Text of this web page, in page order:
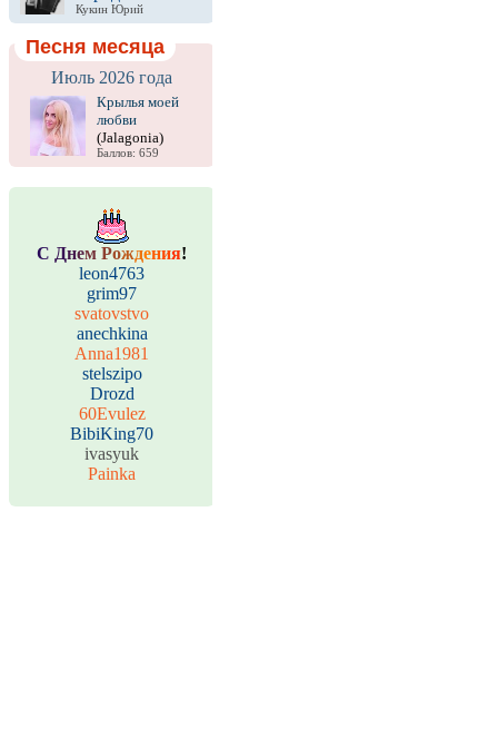
Кукин Юрий
Песня месяца
Июль 2026 года
Крылья моей
любви
(Jalagonia)
Баллов: 659
С Днем Рождения!
leon4763
grim97
svatovstvo
anechkina
Anna1981
stelszipo
Drozd
60Evulez
BibiKing70
ivasyuk
Painka